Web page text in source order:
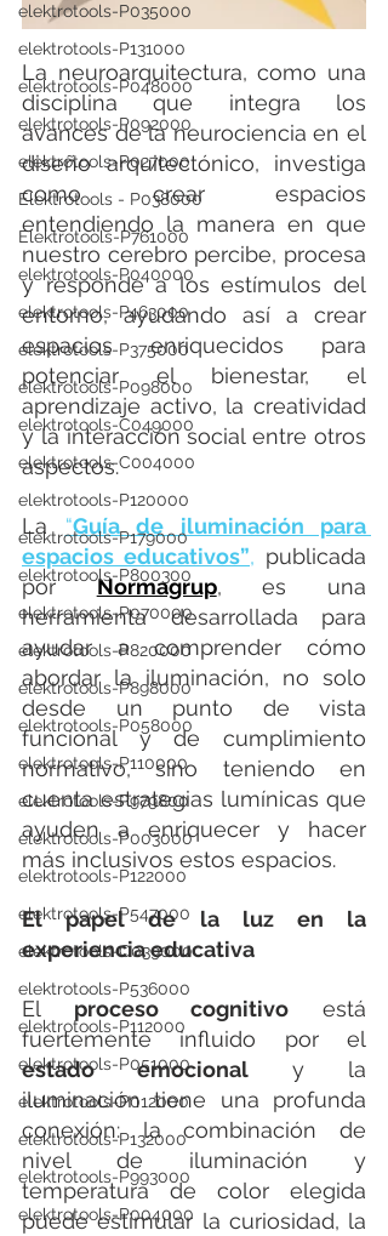
elektrotools-P035000
elektrotools-P131000
elektrotools-P048000
elektrotools-P092000
elektrotools-P027000
Elektrotools - P038000
Elektrotools-P761000
elektrotools-P040000
elektrotools-P463000
elektrotools-P375000
elektrotools-P098000
elektrotools-C049000
elektrotools-C004000
elektrotools-P120000
elektrotools-P179000
elektrotools-P800300
elektrotools-P070000
elektrotools-P820000
elektrotools-P898000
elektrotools-P058000
elektrotools-P110000
elektrotools-P979800
elektrotools-P003000
elektrotools-P122000
elektrotools-P547000
elektrotools-C039000
elektrotools-P536000
elektrotools-P112000
elektrotools-P051000
elektrotools-P012000
elektrotools-P132000
elektrotools-P993000
elektrotools-P004000
La neuroarquitectura, como una
disciplina que integra los
avances de la neurociencia en el
diseño arquitectónico, investiga
como crear espacios
entendiendo la manera en que
nuestro cerebro percibe, procesa
y responde a los estímulos del
entorno, ayudando así a crear
espacios enriquecidos para
potenciar el bienestar, el
aprendizaje activo, la creatividad
y la interacción social entre otros
aspectos.
La “Guía de iluminación para
espacios educativos”, publicada
por Normagrup, es una
herramienta desarrollada para
ayudar a comprender cómo
abordar la iluminación, no solo
desde un punto de vista
funcional y de cumplimiento
normativo, sino teniendo en
cuenta estrategias lumínicas que
ayuden a enriquecer y hacer
más inclusivos estos espacios.
El papel de la luz en la
experiencia educativa
El proceso cognitivo está
estado emocional y la
iluminación tiene una profunda
conexión: la combinación de
nivel de iluminación y
temperatura de color elegida
puede estimular la curiosidad, la